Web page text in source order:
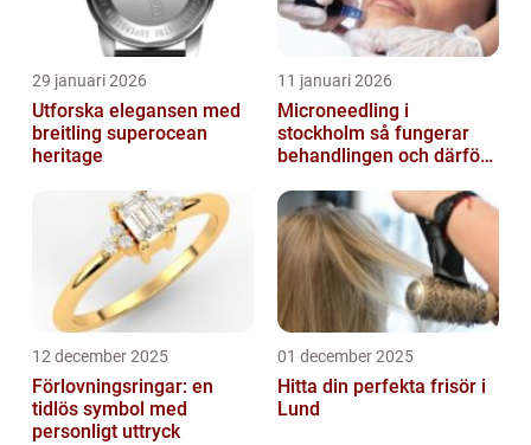
29 januari 2026
Utforska elegansen med
breitling superocean
heritage
11 januari 2026
Microneedling i
stockholm så fungerar
behandlingen och därför
12 december 2025
Förlovningsringar: en
tidlös symbol med
personligt uttryck
01 december 2025
Hitta din perfekta frisör i
Lund